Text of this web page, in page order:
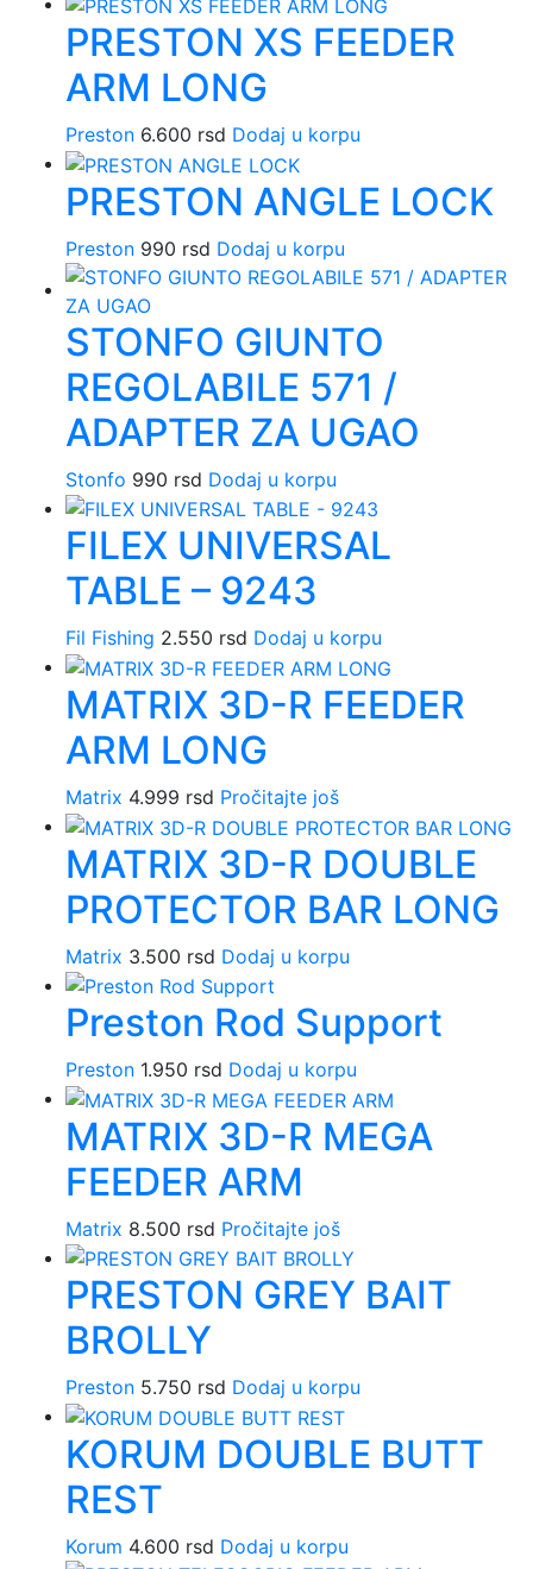
PRESTON XS FEEDER
ARM LONG
Preston 6.600 rsd Dodaj u korpu
PRESTON ANGLE LOCK
Preston 990 rsd Dodaj u korpu
STONFO GIUNTO
REGOLABILE 571 /
ADAPTER ZA UGAO
Stonfo 990 rsd Dodaj u korpu
FILEX UNIVERSAL
TABLE – 9243
Fil Fishing 2.550 rsd Dodaj u korpu
MATRIX 3D-R FEEDER
ARM LONG
Matrix 4.999 rsd Pročitajte još
MATRIX 3D-R DOUBLE
PROTECTOR BAR LONG
Matrix 3.500 rsd Dodaj u korpu
Preston Rod Support
Preston 1.950 rsd Dodaj u korpu
MATRIX 3D-R MEGA
FEEDER ARM
Matrix 8.500 rsd Pročitajte još
PRESTON GREY BAIT
BROLLY
Preston 5.750 rsd Dodaj u korpu
KORUM DOUBLE BUTT
REST
Korum 4.600 rsd Dodaj u korpu